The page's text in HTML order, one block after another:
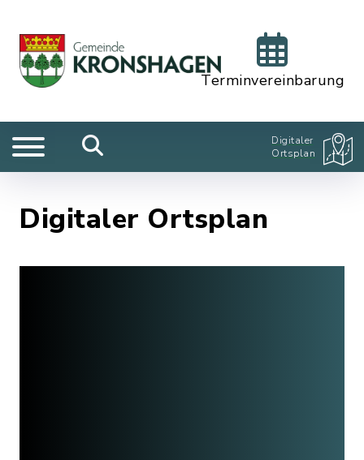
Terminvereinbarung
Digitaler
Ortsplan
Digitaler Ortsplan